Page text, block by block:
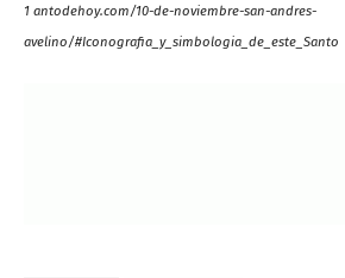
1 antodehoy.com/10-de-noviembre-san-andres-
avelino/#Iconografia_y_simbologia_de_este_Santo